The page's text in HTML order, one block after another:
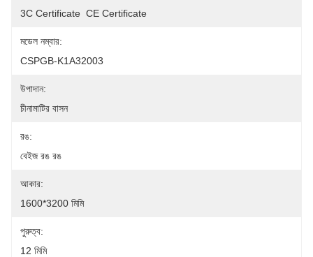
3C Certificate  CE Certificate
মডেল নম্বার:
CSPGB-K1A32003
উপাদান:
চীনামাটির বাসন
রঙ:
বেইজ রঙ রঙ
আকার:
1600*3200 মিমি
পুরুত্ব:
12 মিমি